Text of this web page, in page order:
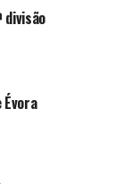
divisão
Évora